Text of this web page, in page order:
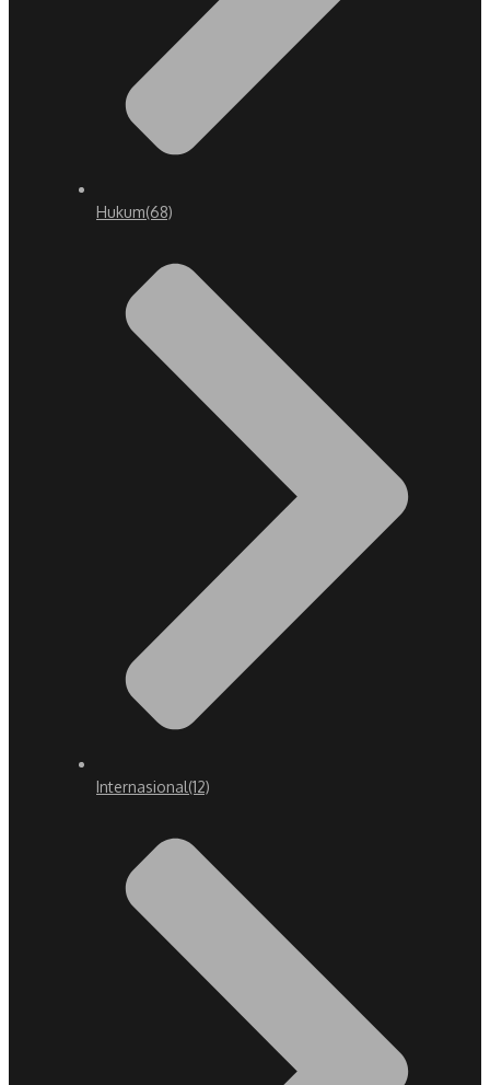
Hukum(68)
Internasional(12)